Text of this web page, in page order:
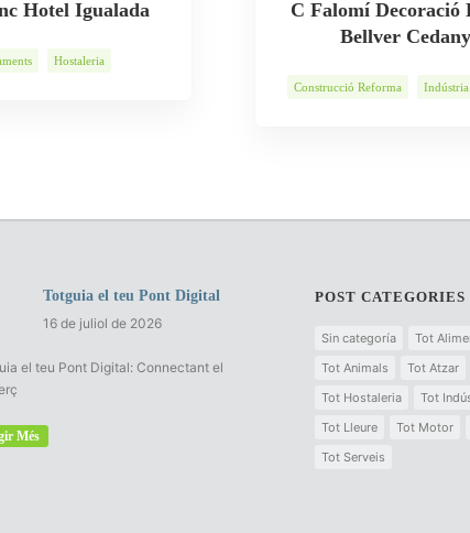
Hotel Igualada
Hostaleria
C Falomí Decoració
Bellver
Construcció Reforma Indústria
Totguia el teu Pont Digital
16 de juliol de 2026
el teu Pont Digital: Connectant el
Més
POST CATEGORIES
Sin categoría
Tot
Tot Animals
Tot Atzar
Tot Hostaleria
Tot
Tot Lleure
Tot Motor
Tot Serveis